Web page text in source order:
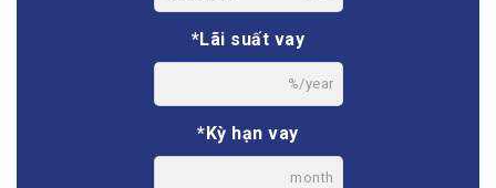
*Lãi suất vay
%/year
*Kỳ hạn vay
month